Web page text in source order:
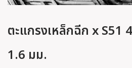
ตะแกรงเหล็กฉีก x S51
1.6 มม.